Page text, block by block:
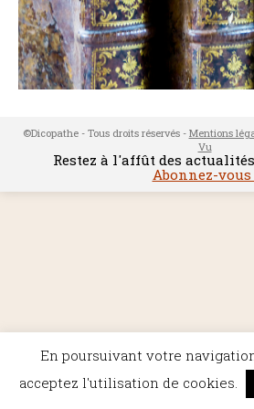
©Dicopathe - Tous droits réservés - Mentions
Vu
Restez à l'affût des
Abonnez-vous
En poursuivant votre
acceptez l'utilisation de cookies.